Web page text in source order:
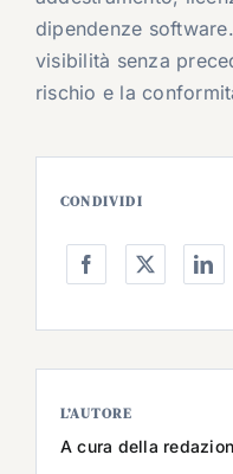
dipendenze
visibilità senza
rischio e la
CONDIVIDI
L’AUTORE
A cura della